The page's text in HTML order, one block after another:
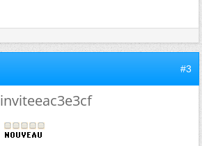
#3
inviteeac3e3cf